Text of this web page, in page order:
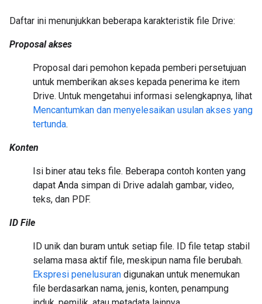
Daftar ini menunjukkan beberapa karakteristik file Drive:
Proposal akses
Proposal dari pemohon kepada pemberi persetujuan
untuk memberikan akses kepada penerima ke item
Drive. Untuk mengetahui informasi selengkapnya, lihat
Mencantumkan dan menyelesaikan usulan akses yang
tertunda.
Konten
Isi biner atau teks file. Beberapa contoh konten yang
dapat Anda simpan di Drive adalah gambar, video,
teks, dan PDF.
ID File
ID unik dan buram untuk setiap file. ID file tetap stabil
selama masa aktif file, meskipun nama file berubah.
Ekspresi penelusuran digunakan untuk menemukan
file berdasarkan nama, jenis, konten, penampung